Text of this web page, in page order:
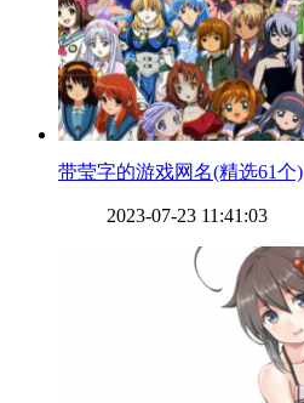
​带莹字的游戏网名(精选61个)
2023-07-23 11:41:03